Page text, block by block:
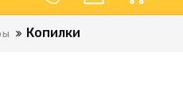
Копилки